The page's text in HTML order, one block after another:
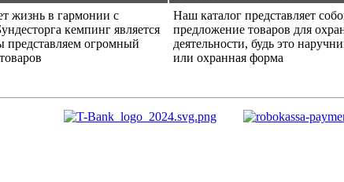
жизнь в гармонии с
кемпинг является
огромный
Наш каталог представляет
предложение товаров для
деятельности, будь это
или охранная форма